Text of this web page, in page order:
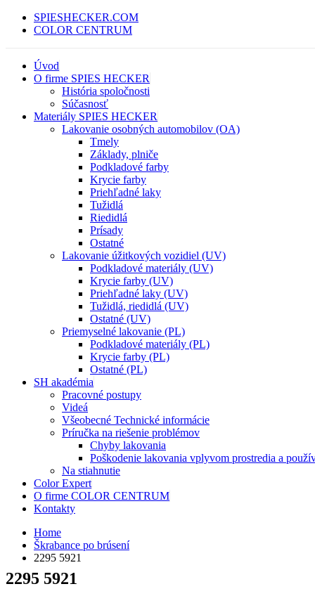
SPIESHECKER.COM
COLOR CENTRUM
Úvod
O firme SPIES HECKER
História spoločnosti
Súčasnosť
Materiály SPIES HECKER
Lakovanie osobných automobilov (OA)
Tmely
Základy, plniče
Podkladové farby
Krycie farby
Priehľadné laky
Tužidlá
Riedidlá
Prísady
Ostatné
Lakovanie úžitkových vozidiel (UV)
Podkladové materiály (UV)
Krycie farby (UV)
Priehľadné laky (UV)
Tužidlá, riedidlá (UV)
Ostatné (UV)
Priemyselné lakovanie (PL)
Podkladové materiály (PL)
Krycie farby (PL)
Ostatné (PL)
SH akadémia
Pracovné postupy
Videá
Všeobecné Technické informácie
Príručka na riešenie problémov
Chyby lakovania
Poškodenie lakovania vplyvom prostredia a
Na stiahnutie
Color Expert
O firme COLOR CENTRUM
Kontakty
Home
Škrabance po brúsení
2295 5921
2295 5921